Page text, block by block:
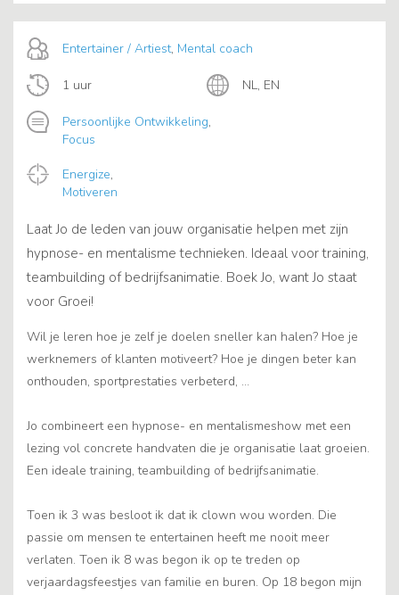
Entertainer / Artiest, Mental coach
1 uur NL, EN
Persoonlijke Ontwikkeling,
Focus
Energize,
Motiveren
Laat Jo de leden van jouw organisatie helpen met zijn
hypnose- en mentalisme technieken. Ideaal voor training,
teambuilding of bedrijfsanimatie. Boek Jo, want Jo staat
voor Groei!
Wil je leren hoe je zelf je doelen sneller kan halen? Hoe je
werknemers of klanten motiveert? Hoe je dingen beter kan
onthouden, sportprestaties verbeterd, …
Jo combineert een hypnose- en mentalismeshow met een
lezing vol concrete handvaten die je organisatie laat groeien.
Een ideale training, teambuilding of bedrijfsanimatie.
Toen ik 3 was besloot ik dat ik clown wou worden. Die
passie om mensen te entertainen heeft me nooit meer
verlaten. Toen ik 8 was begon ik op te treden op
verjaardagsfeestjes van familie en buren. Op 18 begon mijn